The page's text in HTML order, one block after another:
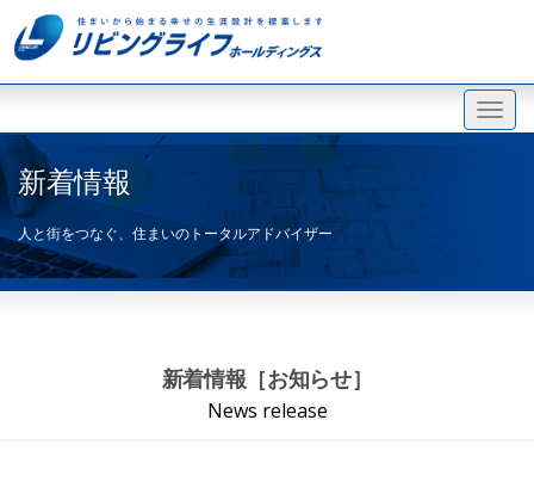
新着情報
人と街をつなぐ、住まいのトータルアドバイザー
新着情報［お知らせ］
News release